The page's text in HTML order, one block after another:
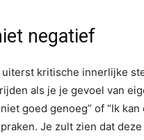
negatief
kritische innerlijke
als je je gevoel van
goed genoeg” of “Ik
Je zult zien dat